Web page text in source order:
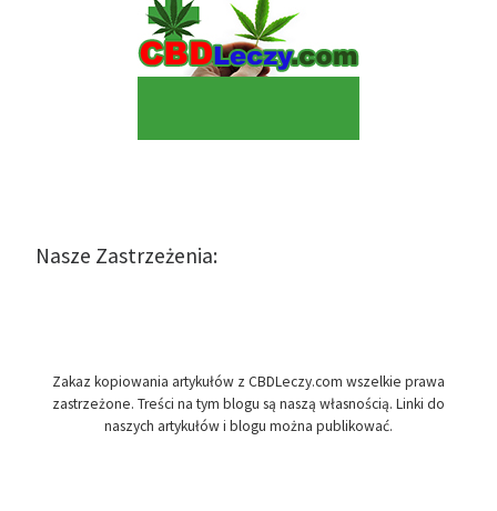
Nasze Zastrzeżenia:
Zakaz kopiowania artykułów z CBDLeczy.com wszelkie prawa
zastrzeżone. Treści na tym blogu są naszą własnością. Linki do
naszych artykułów i blogu można publikować.